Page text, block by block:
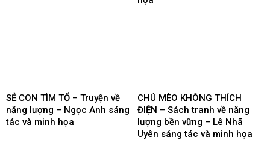
SẺ CON TÌM TỔ – Truyện về
năng lượng – Ngọc Anh sáng
tác và minh họa
CHÚ MÈO KHÔNG THÍCH
ĐIỆN – Sách tranh về năng
lượng bền vững – Lê Nhã
Uyên sáng tác và minh họa